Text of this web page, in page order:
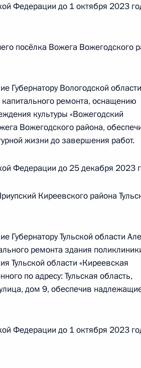
по итогам личного приёма в
области, проведённого по
Президента Российской
Российской Федерации по
проведённого по
Президента Российской
по работе с обращениями
Федерации до 1 октября 2023
посёлка Вожега Вожегодского
Губернатору Вологодской
ремонта, оснащению
культуры «Вожегодский
Вожегодского района,
жизни до завершения работ.
Федерации до 25 декабря 2023
Киреевского района
Губернатору Тульской области
ремонта здания
Тульской области «Киреевская
по адресу: Тульская область,
дом 9, обеспечив
Федерации до 1 октября 2023